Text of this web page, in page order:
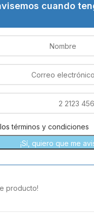
cuando
lostérminos y condiciones
¡Sí, quiero que me
producto!